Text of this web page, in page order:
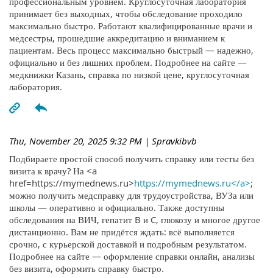
принимает без выходных, чтобы обследование проходило
максимально быстро. Работают квалифицированные врачи и
медсестры, прошедшие аккредитацию и вниманием к
пациентам. Весь процесс максимально быстрый — надежно,
официально и без лишних проблем. Подробнее на сайте —
медкнижки Казань, справка по низкой цене, круглосуточная
лаборатория.
Thu, November 20, 2025 9:32 PM | Spravkibvb
Подбираете простой способ получить справку или тесты без
визита к врачу? На <a
href=https://mymednews.ru>https://mymednews.ru</a>;
можно получить медсправку для трудоустройства, ВУЗа или
школы — оперативно и официально. Также доступны
обследования на ВИЧ, гепатит B и C, глюкозу и многое другое
дистанционно. Вам не придётся ждать: всё выполняется
срочно, с курьерской доставкой и подробным результатом.
Подробнее на сайте — оформление справки онлайн, анализы
без визита, оформить справку быстро.